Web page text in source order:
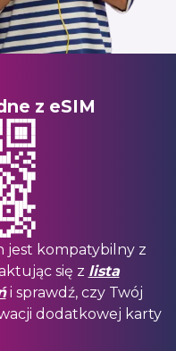
z eSIM
jest kompatybilny z
się z lista
i sprawdź, czy Twój
dodatkowej karty